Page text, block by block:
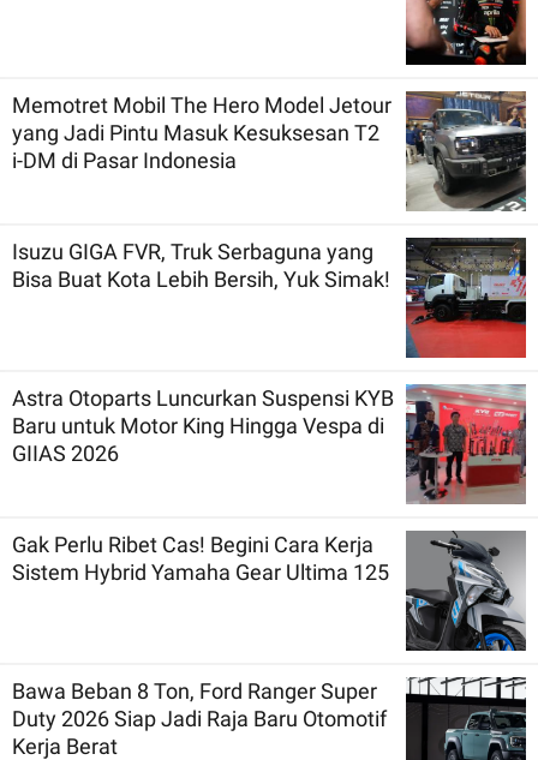
Memotret Mobil The Hero Model Jetour
yang Jadi Pintu Masuk Kesuksesan T2
i-DM di Pasar Indonesia
Isuzu GIGA FVR, Truk Serbaguna yang
Bisa Buat Kota Lebih Bersih, Yuk Simak!
Astra Otoparts Luncurkan Suspensi KYB
Baru untuk Motor King Hingga Vespa di
GIIAS 2026
Gak Perlu Ribet Cas! Begini Cara Kerja
Sistem Hybrid Yamaha Gear Ultima 125
Bawa Beban 8 Ton, Ford Ranger Super
Duty 2026 Siap Jadi Raja Baru Otomotif
Kerja Berat